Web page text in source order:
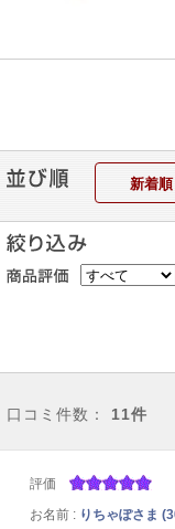
新着順
口コミ件数： 11件
評価
お名前 : りちゃぽさま